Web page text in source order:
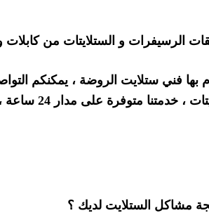
الرسيفرات و الستلايتات من
بها فني ستلايت الروضة ، يمكنكم
في حال كنتم
مشاكل الستلايت لديك ؟